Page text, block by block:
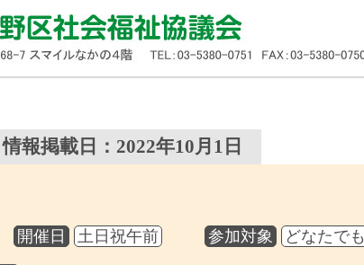
情報掲載日：2022年10月1日
開催日 土日祝午前 参加対象 どなたでも